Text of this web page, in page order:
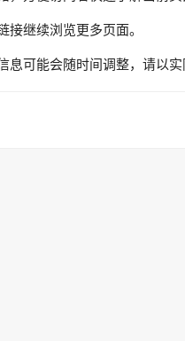
继续浏览更多页面。
可能会随时间调整，请以实